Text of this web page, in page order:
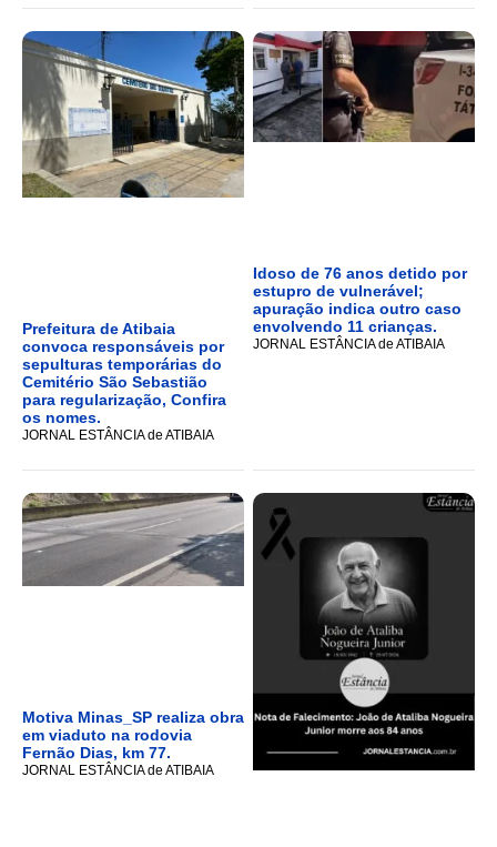
Prefeitura de Atibaia
convoca responsáveis por
sepulturas temporárias do
Cemitério São Sebastião
para regularização, Confira
os nomes.
JORNAL ESTÂNCIA de ATIBAIA
Idoso de 76 anos detido por
estupro de vulnerável;
apuração indica outro caso
envolvendo 11 crianças.
JORNAL ESTÂNCIA de ATIBAIA
Motiva Minas_SP realiza obra
em viaduto na rodovia
Fernão Dias, km 77.
JORNAL ESTÂNCIA de ATIBAIA